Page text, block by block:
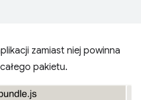
zamiast niej powinna
pakietu.